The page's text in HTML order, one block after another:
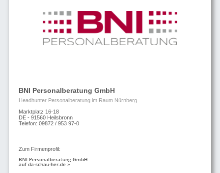
BNI Personalberatung GmbH
Headhunter Personalberatung im Raum Nürnberg
Marktplatz 16-18
DE - 91560 Heilsbronn
Telefon: 09872 / 953 97-0
Zum Firmenprofil:
BNI Personalberatung GmbH
auf da-schau-her.de »